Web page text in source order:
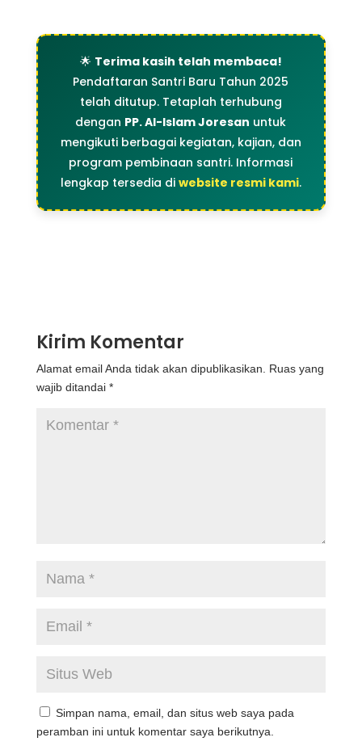
🌟 Terima kasih telah membaca!
Pendaftaran Santri Baru Tahun 2025
telah ditutup. Tetaplah terhubung
dengan PP. Al-Islam Joresan untuk
mengikuti berbagai kegiatan, kajian, dan
program pembinaan santri. Informasi
lengkap tersedia di website resmi kami.
Kirim Komentar
Alamat email Anda tidak akan dipublikasikan.
Ruas yang
wajib ditandai *
Simpan nama, email, dan situs web saya pada
peramban ini untuk komentar saya berikutnya.